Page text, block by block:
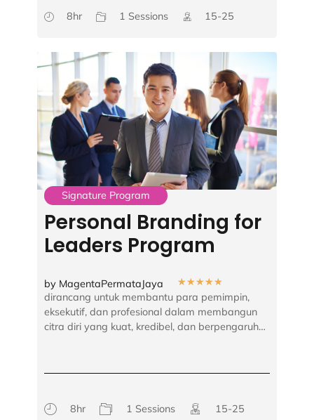
8hr 1 Sessions 15-25
Signature Program
Personal Branding for
Leaders Program
by MagentaPermataJaya ★★★★★
dirancang untuk membantu para pemimpin,
eksekutif, dan profesional dalam membangun
citra diri yang kuat, kredibel, dan berpengaruh…
8hr 1 Sessions 15-25